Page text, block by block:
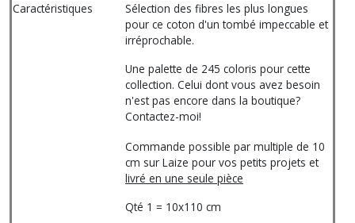
Caractéristiques
Sélection des fibres les plus longues
pour ce coton d'un tombé impeccable et
irréprochable.
Une palette de 245 coloris pour cette
collection. Celui dont vous avez besoin
n'est pas encore dans la boutique?
Contactez-moi!
Commande possible par multiple de 10
cm sur Laize pour vos petits projets et
livré en une seule pièce
Qté 1 = 10x110 cm